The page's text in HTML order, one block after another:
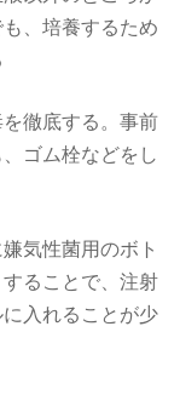
、培養するため
徹底する。事前
ゴム栓などをし
気性菌用のボト
ることで、注射
入れることが少